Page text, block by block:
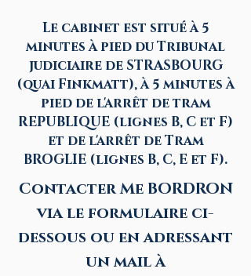
Le cabinet est situé à 5
minutes à pied du Tribunal
judiciaire de STRASBOURG
(quai Finkmatt), à 5 minutes à
pied de l'arrêt de tram
REPUBLIQUE (lignes B, C et F)
et de l'arrêt de Tram
BROGLIE (lignes B, C, E et F).
Contacter Me BORDRON
via le formulaire ci-
dessous ou en adressant
un mail à